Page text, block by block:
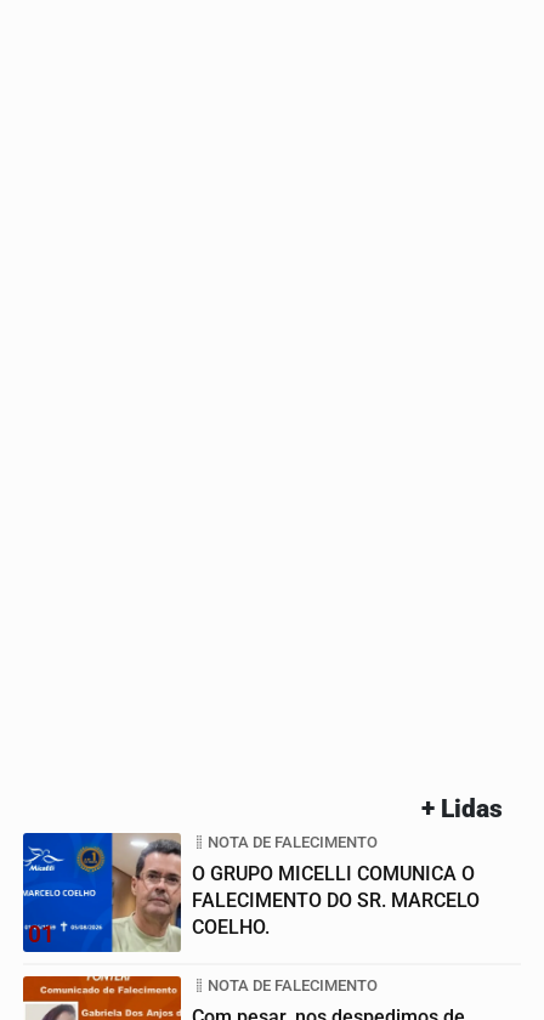
+ Lidas
01
NOTA DE FALECIMENTO
O GRUPO MICELLI COMUNICA O
FALECIMENTO DO SR. MARCELO
COELHO.
NOTA DE FALECIMENTO